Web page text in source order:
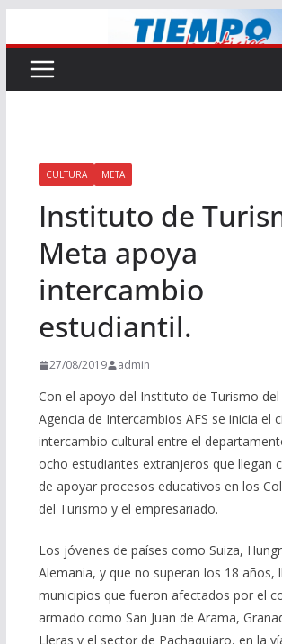
al
contenido
CULTURA META
Instituto de
Meta apoya
intercambio
estudiantil.
27/08/2019 admin
Con el apoyo del Instituto de Turismo
Agencia de Intercambios AFS se inicia el
intercambio cultural entre el
ocho estudiantes extranjeros que llegan
de apoyar procesos educativos en los
del Turismo y el empresariado.
Los jóvenes de países como Suiza,
Alemania, y que no superan los 18 años,
municipios que fueron afectados por el
armado como San Juan de Arama,
Lleras y el sector de Pachaquiaro, en la